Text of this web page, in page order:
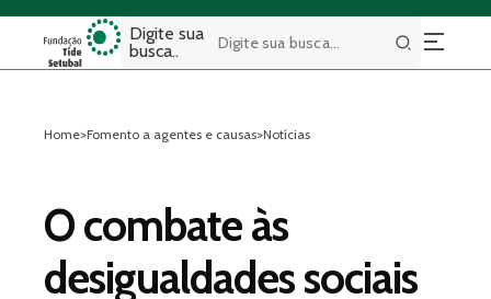
Digite sua
busca..
Buscar
Home>Fomento a agentes e causas>Notícias
O combate às
desigualdades sociais